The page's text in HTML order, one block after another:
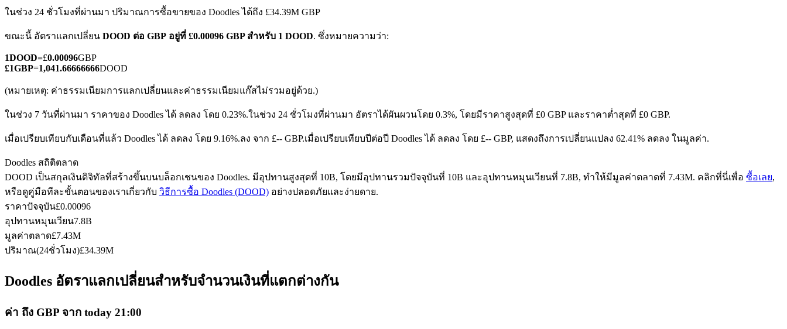
ฟิวเจอร์ส COIN-M
ฟิวเจอร์สสกุลเงินดิจิทัล
TradFi
อนุพันธ์ของหุ้น ฟอเร็กซ์ โลหะมีค่า และสินค้าโภคภัณฑ์
ฟิวเจอร์ส USDC
ฟิวเจอร์สที่ใช้ USDC เป็นหลักประกัน
ในช่วง 24 ชั่วโมงที่ผ่านมา ปริมาณการซื้อขายของ Doodles ได้ถึง £34.39M GBP
ขณะนี้ อัตราแลกเปลี่ยน DOOD ต่อ GBP อยู่ที่ £0.00096 GBP สำหรับ 1 DOOD. ซึ่งหมายความว่า:
1DOOD=£0.00096GBP
£1GBP=1,041.66666666DOOD
(หมายเหตุ: ค่าธรรมเนียมการแลกเปลี่ยนและค่าธรรมเนียมแก๊สไม่รวมอยู่ด้วย.)
ในช่วง 7 วันที่ผ่านมา ราคาของ Doodles ได้ ลดลง โดย 0.23%.ในช่วง 24 ชั่วโมงที่ผ่านมา อัตราได้ผันผวนโดย 0.3%, โดยมีราคาสูงสุดที่ £0 GBP และราคาต่ำสุดที่ £0 GBP.
เมื่อเปรียบเทียบกับเดือนที่แล้ว Doodles ได้ ลดลง โดย 9.16%.ลง จาก £-- GBP.เมื่อเปรียบเทียบปีต่อปี Doodles ได้ ลดลง โดย £-- GBP, แสดงถึงการเปลี่ยนแปลง 62.41% ลดลง ในมูลค่า.
Doodles สถิติตลาด
DOOD เป็นสกุลเงินดิจิทัลที่สร้างขึ้นบนบล็อกเชนของ Doodles. มีอุปทานสูงสุดที่ 10B, โดยมีอุปทานรวมปัจจุบันที่ 10B และอุปทานหมุนเวียนที่ 7.8B, ทำให้มีมูลค่าตลาดที่ 7.43M. คลิกที่นี่เพื่อ ซื้อเลย,
หรือดูคู่มือทีละขั้นตอนของเราเกี่ยวกับ วิธีการซื้อ Doodles (DOOD) อย่างปลอดภัยและง่ายดาย.
ราคาปัจจุบัน£0.00096
อุปทานหมุนเวียน7.8B
มูลค่าตลาด£7.43M
ปริมาณ(24ชั่วโมง)£34.39M
Doodles อัตราแลกเปลี่ยนสำหรับจำนวนเงินที่แตกต่างกัน
ค่า ถึง GBP จาก today 21:00